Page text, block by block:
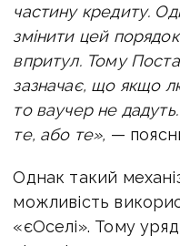
частину кредиту.
змінити цей
впритул. Тому
зазначає, що якщо
то ваучер не
те, або те», —
Однак такий
можливість
«єОселі». Тому